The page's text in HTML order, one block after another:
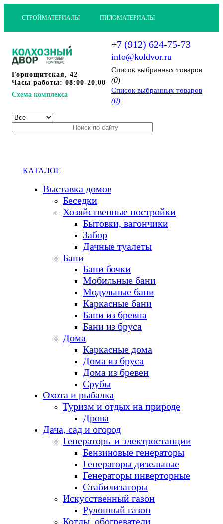
СТРОЙМАТЕРИАЛЫ ПИЛОМАТЕРИАЛЫ
Горнощитская, 42
Часы работы: 08:00-20.00
Схема комплекса
+7 (912) 624-75-73
info@koldvor.ru
Cписок выбранных товаров
(0)
Cписок выбранных товаров
(0)
КАТАЛОГ
Выставка домов
Беседки
Хозяйственные постройки
Бытовки, вагончики
Забор
Дачные туалеты
Бани
Бани бочки
Мобильные бани
Модульные бани
Каркасные бани
Бани из бревна
Бани из бруса
Дома
Каркасные дома
Дома из бруса
Дома из бревен
Срубы
Охота и рыбалка
Туризм и отдых на природе
Дрова
Дача, сад и огород
Генераторы и электростанции
Бензиновые генераторы
Генераторы дизельные
Генераторы инверторные
Стабилизаторы
Искусственный газон
Рулонный газон
Котлы, обогреватели